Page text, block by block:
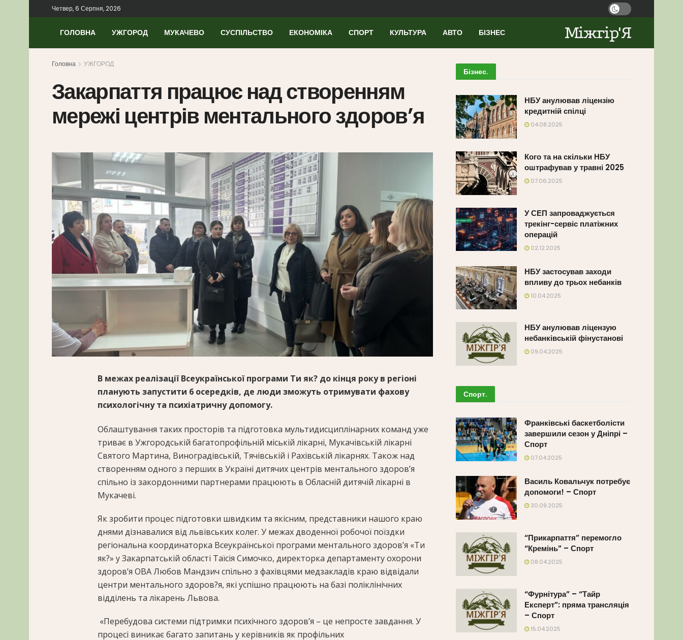
Четвер, 6 Серпня, 2026
ГОЛОВНА УЖГОРОД МУКАЧЕВО СУСПІЛЬСТВО ЕКОНОМІКА СПОРТ КУЛЬТУРА АВТО БІЗНЕС Міжгір'Я
Головна УЖГОРОД
Закарпаття працює над створенням
мережі центрів ментального здоров’я
В межах реалізації Всеукраїнської програми Ти як? до кінця року в регіоні
планують запустити 6 осередків, де люди зможуть отримувати фахову
психологічну та психіатричну допомогу.
Облаштування таких просторів та підготовка мультидисциплінарних команд уже
триває в Ужгородській багатопрофільній міській лікарні, Мукачівській лікарні
Святого Мартина, Виноградівській, Тячівській і Рахівській лікарнях. Також над
створенням одного з перших в Україні дитячих центрів ментального здоров’я
спільно із закордонними партнерами працюють в Обласній дитячій лікарні в
Мукачеві.
Як зробити процес підготовки швидким та якісним, представники нашого краю
днями дізнавалися від львівських колег. У межах дводенної робочої поїздки
регіональна координаторка Всеукраїнської програми ментального здоров’я «Ти
як?» у Закарпатській області Таїсія Симочко, директорка департаменту охорони
здоров’я ОВА Любов Мандзич спільно з фахівцями медзакладів краю відвідали
центри ментального здоров?я, які успішно працюють на базі поліклінічних
відділень та лікарень Львова.
«Перебудова системи підтримки психічного здоров’я – це непросте завдання. У
процесі виникає багато запитань у керівників як профільних
Бізнес.
НБУ анулював ліцензію
кредитній спілці
04.08.2025
Кого та на скільки НБУ
оштрафував у травні 2025
07.06.2025
У СЕП запроваджується
трекінг-сервіс платіжних
операцій
02.12.2025
НБУ застосував заходи
впливу до трьох небанків
10.04.2025
НБУ анулював ліцензую
небанківській фінустанові
09.04.2025
Спорт.
Франківські баскетболісти
завершили сезон у Дніпрі –
Спорт
07.04.2025
Василь Ковальчук потребує
допомоги! – Спорт
30.09.2025
“Прикарпаття” перемогло
“Кремінь” – Спорт
08.04.2025
“Фурнітура” – “Тайр
Експерт”: пряма трансляція
– Спорт
15.04.2025